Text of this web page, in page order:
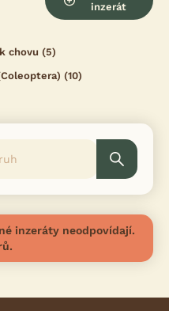
inzerát
chovu (5)
(10)
inzeráty neodpovídají.